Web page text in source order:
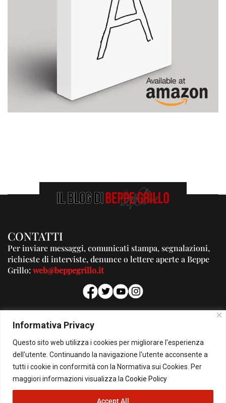
Informativa Privacy
Questo sito web utilizza i cookies per migliorare l'esperienza
dell'utente. Continuando la navigazione l'utente acconsente a
tutti i cookie in conformità con la Normativa sui Cookies. Per
maggiori informazioni visualizza la Cookie Policy
Accept All
CONTATTI
Per inviare messaggi, comunicati stampa, segnalazioni,
richieste di interviste, denunce o lettere aperte a Beppe
Grillo:web@beppegrillo.it
PUBBLICITA'
Per la tua pubblicità su questo Blog:
pubblicita@beppegrillo.it
© Copyright 2026 - Il Blog di Beppe Grillo. All Rights Reserved - Powered by